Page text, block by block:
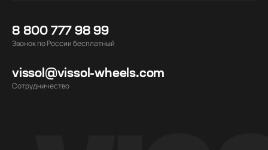
8 800 777 98 99
Звонок по России бесплатный
vissol@vissol-wheels.com
Cотрудничество